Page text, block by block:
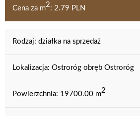
Cena za m2: 2.79 PLN
Rodzaj: działka na sprzedaż
Lokalizacja: Ostroróg obręb Ostroróg
Powierzchnia: 19700.00 m2